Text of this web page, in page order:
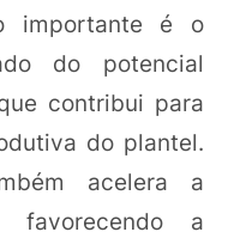
importante é o
do potencial
contribui para
do plantel.
acelera a
favorecendo a